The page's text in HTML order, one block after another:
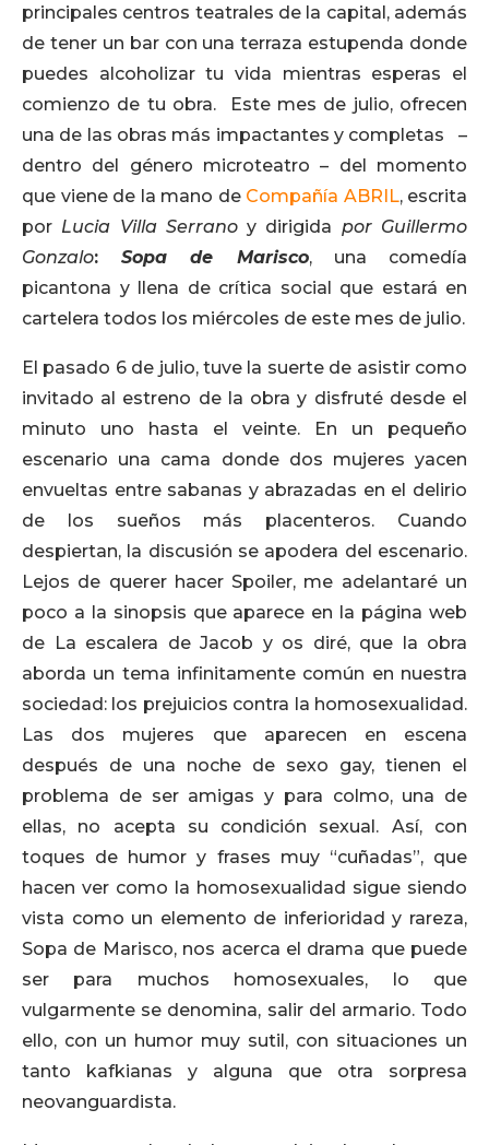
principales centros teatrales de la capital, además
de tener un bar con una terraza estupenda donde
puedes alcoholizar tu vida mientras esperas el
comienzo de tu obra. Este mes de julio, ofrecen
una de las obras más impactantes y completas –
dentro del género microteatro – del momento
que viene de la mano de Compañía ABRIL, escrita
por Lucia Villa Serranoy dirigida por Guillermo
Gonzalo:Sopa de Marisco, una comedía
picantona y llena de crítica social que estará en
cartelera todos los miércoles de este mes de julio.
El pasado 6 de julio, tuve la suerte de asistir como
invitado al estreno de la obra y disfruté desde el
minuto uno hasta el veinte. En un pequeño
escenario una cama donde dos mujeres yacen
envueltas entre sabanas y abrazadas en el delirio
de los sueños más placenteros. Cuando
despiertan, la discusión se apodera del escenario.
Lejos de querer hacer Spoiler, me adelantaré un
poco a la sinopsis que aparece en la página web
de La escalera de Jacob y os diré, que la obra
aborda un tema infinitamente común en nuestra
sociedad: los prejuicios contra la homosexualidad.
Las dos mujeres que aparecen en escena
después de una noche de sexo gay, tienen el
problema de ser amigas y para colmo, una de
ellas, no acepta su condición sexual. Así, con
toques de humor y frases muy “cuñadas”, que
hacen ver como la homosexualidad sigue siendo
vista como un elemento de inferioridad y rareza,
Sopa de Marisco, nos acerca el drama que puede
ser para muchos homosexuales, lo que
vulgarmente se denomina, salir del armario. Todo
ello, con un humor muy sutil, con situaciones un
tanto kafkianas y alguna que otra sorpresa
neovanguardista.